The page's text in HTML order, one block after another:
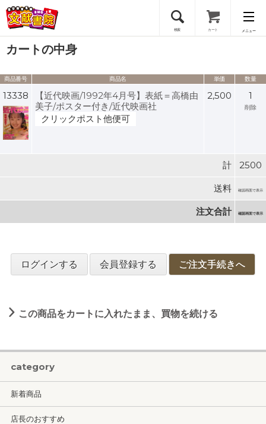
検索 カート メニュー
会員登録
ログイン
カートの中身
商品番号 商品名 単価 数量
13338
【近代映画/1992年4月号】表紙＝高橋由
美子/ポスター付き/近代映画社
クリックポスト他便可
2,500 1
削除
計 2500
送料 確認画面で表示
注文合計 確認画面で表示
ログインする 会員登録する ご注文手続きへ
この商品をカートに入れたまま、買物を続ける
category
新着商品
店長のおすすめ